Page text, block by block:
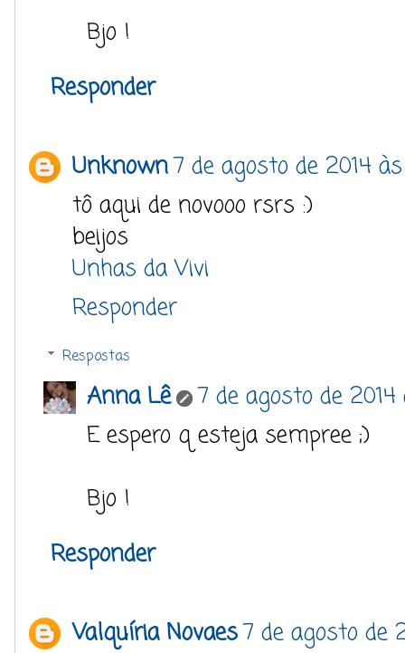
Bjo !
Responder
Unknown7 de agosto de 2014
tô aqui de novooo rsrs :)
beijos
Unhas da Vivi
Responder
Respostas
Anna Lê
7 de agosto de 2014
E espero q esteja sempree ;)
Bjo !
Responder
Valquíria Novaes7 de agosto de